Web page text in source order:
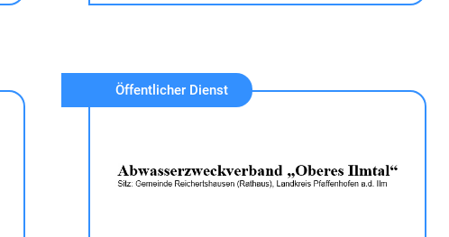
Öffentlicher Dienst